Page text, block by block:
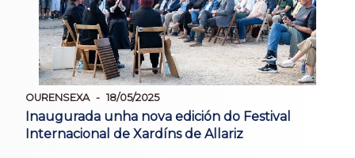
OURENSEXA 18/05/2025
Inaugurada unha nova edición do Festival
Internacional de Xardíns de Allariz